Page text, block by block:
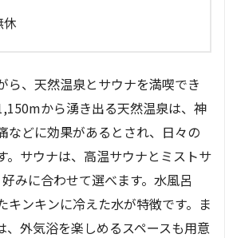
休
ら、天然温泉とサウナを満喫でき
から湧き出る天然温泉は、神
などに効果があるとされ、日々の
。サウナは、高温サウナとミストサ
みに合わせて選べます。水風呂
キンキンに冷えた水が特徴です。ま
、外気浴を楽しめるスペースも用意